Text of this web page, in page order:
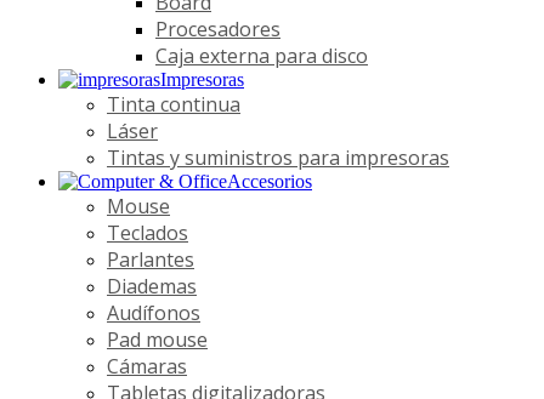
Procesadores
Caja externa para disco
Impresoras
Tinta continua
Láser
Tintas y suministros para impresoras
Accesorios
Mouse
Teclados
Parlantes
Diademas
Audífonos
Pad mouse
Cámaras
Tabletas digitalizadoras